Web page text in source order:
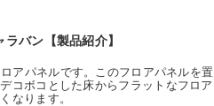
バン【製品紹介】
アパネルです。このフロアパネルを置
コボコとした床からフラットなフロア
なります。